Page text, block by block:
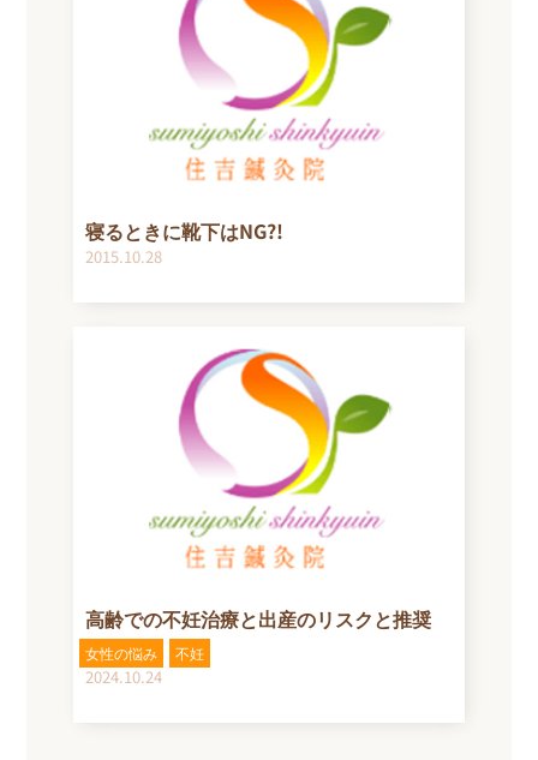
寝るときに靴下はNG?!
2015.10.28
高齢での不妊治療と出産のリスクと推奨
女性の悩み 不妊
2024.10.24